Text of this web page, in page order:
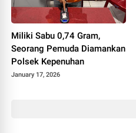
Miliki Sabu 0,74 Gram,
Seorang Pemuda Diamankan
Polsek Kepenuhan
January 17, 2026